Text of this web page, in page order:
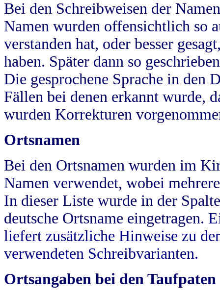
Bei den Schreibweisen der
Namen wurden offensichtlich so
verstanden hat, oder besser
haben. Später dann so
Die gesprochene Sprache in
Fällen bei denen erkannt wurde,
wurden Korrekturen
Ortsnamen
Bei den Ortsnamen wurden im
Namen verwendet, wobei
In dieser Liste wurde in der
deutsche Ortsname eingetragen.
liefert zusätzliche Hinweise zu
verwendeten Schreibvarianten.
Ortsangaben bei den Taufpaten